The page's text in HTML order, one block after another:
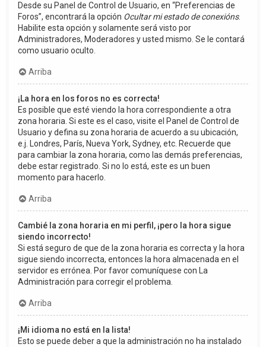
Desde su Panel de Control de Usuario, en “Preferencias de
Foros”, encontrará la opción Ocultar mi estado de conexións.
Habilite esta opción y solamente será visto por
Administradores, Moderadores y usted mismo. Se le contará
como usuario oculto.
Arriba
¡La hora en los foros no es correcta!
Es posible que esté viendo la hora correspondiente a otra
zona horaria. Si este es el caso, visite el Panel de Control de
Usuario y defina su zona horaria de acuerdo a su ubicación,
e.j. Londres, París, Nueva York, Sydney, etc. Recuerde que
para cambiar la zona horaria, como las demás preferencias,
debe estar registrado. Si no lo está, este es un buen
momento para hacerlo.
Arriba
Cambié la zona horaria en mi perfil, ¡pero la hora sigue
siendo incorrecto!
Si está seguro de que de la zona horaria es correcta y la hora
sigue siendo incorrecta, entonces la hora almacenada en el
servidor es errónea. Por favor comuníquese con La
Administración para corregir el problema.
Arriba
¡Mi idioma no está en la lista!
Esto se puede deber a que la administración no ha instalado